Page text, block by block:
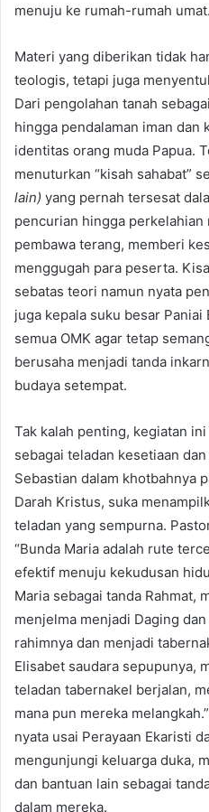
menuju ke rumah-rumah umat.
Materi yang diberikan tidak
teologis, tetapi juga
Dari pengolahan tanah
hingga pendalaman iman dan
identitas orang muda Papua.
menuturkan “kisah sahabat”
lain) yang pernah tersesat
pencurian hingga perkelahian
pembawa terang, memberi
menggugah para peserta.
sebatas teori namun nyata
juga kepala suku besar
semua OMK agar tetap
berusaha menjadi tanda
budaya setempat.
Tak kalah penting, kegiatan
sebagai teladan kesetiaan
Sebastian dalam khotbahnya
Darah Kristus, suka
teladan yang sempurna.
“Bunda Maria adalah rute
efektif menuju kekudusan
Maria sebagai tanda Rahmat,
menjelma menjadi Daging
rahimnya dan menjadi
Elisabet saudara sepupunya,
teladan tabernakel berjalan,
mana pun mereka
nyata usai Perayaan Ekaristi
mengunjungi keluarga duka,
dan bantuan lain sebagai
dalam mereka.